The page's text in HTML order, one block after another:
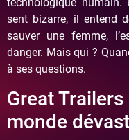
sent bizarre, il entend
sauver une femme,
danger. Mais qui ?
à ses questions.
Great
monde